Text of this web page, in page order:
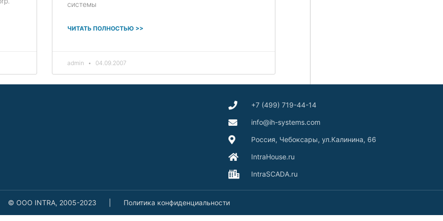
системы
ЧИТАТЬ ПОЛНОСТЬЮ >>
admin 04.09.2007
+7 (499) 719-44-14
info@ih-systems.com
Россия, Чебоксары, ул.Калинина, 66
IntraHouse.ru
IntraSCADA.ru
© ООО INTRA, 2005-2023 Политика конфиденциальности